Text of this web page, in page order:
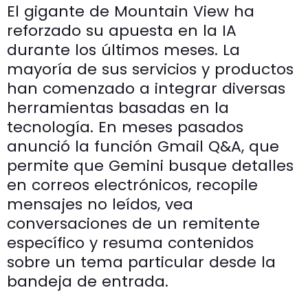
El gigante de Mountain View ha
reforzado su apuesta en la IA
durante los últimos meses. La
mayoría de sus servicios y productos
han comenzado a integrar diversas
herramientas basadas en la
tecnología. En meses pasados
anunció la función Gmail Q&A, que
permite que Gemini busque detalles
en correos electrónicos, recopile
mensajes no leídos, vea
conversaciones de un remitente
específico y resuma contenidos
sobre un tema particular desde la
bandeja de entrada.